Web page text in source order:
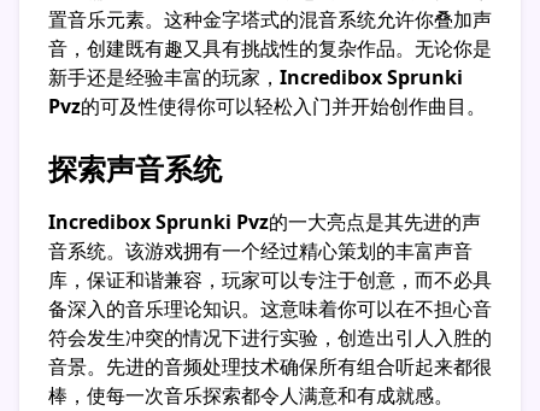
置音乐元素。这种金字塔式的混音系统允许你叠加声
音，创建既有趣又具有挑战性的复杂作品。无论你是
新手还是经验丰富的玩家， Incredibox Sprunki
Pvz的可及性使得你可以轻松入门并开始创作曲目。
探索声音系统
Incredibox Sprunki Pvz的一大亮点是其先进的声
音系统。该游戏拥有一个经过精心策划的丰富声音
库，保证和谐兼容，玩家可以专注于创意，而不必具
备深入的音乐理论知识。这意味着你可以在不担心音
符会发生冲突的情况下进行实验，创造出引人入胜的
音景。先进的音频处理技术确保所有组合听起来都很
棒，使每一次音乐探索都令人满意和有成就感。